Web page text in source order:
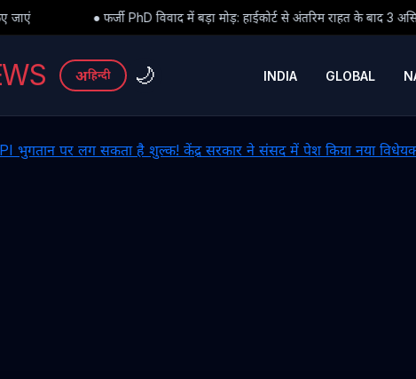
में बड़ा मोड़: हाईकोर्ट से अंतरिम राहत के बाद 3 असिस्टेंट प्रोफेसरों ने फिर संभाला
अहिन्दी 🌙 INDIA GLOBAL